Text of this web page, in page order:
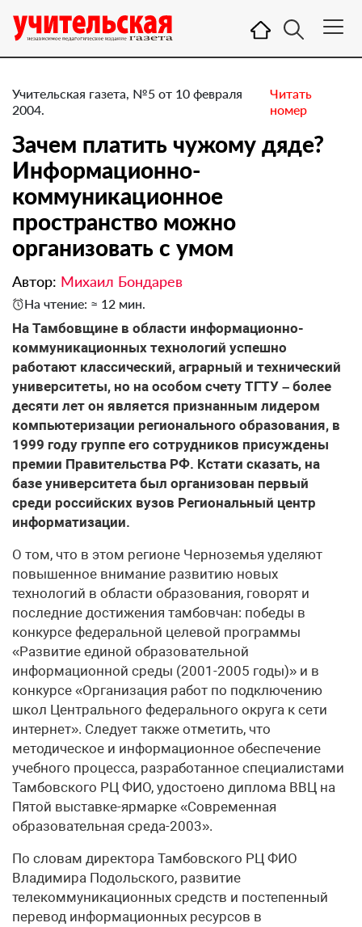
Учительская газета, №5 от 10 февраля
2004.
Читать
номер
Зачем платить чужому дяде?
Информационно-
коммуникационное
пространство можно
организовать с умом
Автор: Михаил Бондарев
На чтение: ≈ 12 мин.
На Тамбовщине в области информационно-
коммуникационных технологий успешно
работают классический, аграрный и технический
университеты, но на особом счету ТГТУ – более
десяти лет он является признанным лидером
компьютеризации регионального образования, в
1999 году группе его сотрудников присуждены
премии Правительства РФ. Кстати сказать, на
базе университета был организован первый
среди российских вузов Региональный центр
информатизации.
О том, что в этом регионе Черноземья уделяют
повышенное внимание развитию новых
технологий в области образования, говорят и
последние достижения тамбовчан: победы в
конкурсе федеральной целевой программы
«Развитие единой образовательной
информационной среды (2001-2005 годы)» и в
конкурсе «Организация работ по подключению
школ Центрального федерального округа к сети
интернет». Следует также отметить, что
методическое и информационное обеспечение
учебного процесса, разработанное специалистами
Тамбовского РЦ ФИО, удостоено диплома ВВЦ на
Пятой выставке-ярмарке «Современная
образовательная среда-2003».
По словам директора Тамбовского РЦ ФИО
Владимира Подольского, развитие
телекоммуникационных средств и постепенный
перевод информационных ресурсов в